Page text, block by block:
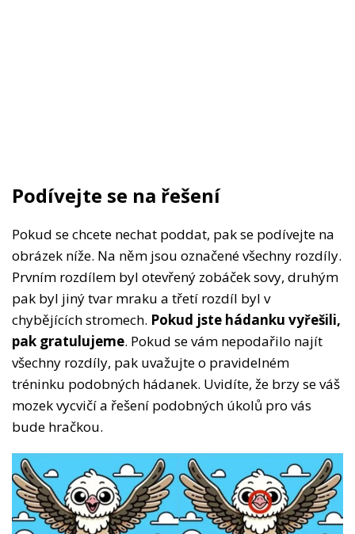
Podívejte se na řešení
Pokud se chcete nechat poddat, pak se podívejte na
obrázek níže. Na něm jsou označené všechny rozdíly.
Prvním rozdílem byl otevřený zobáček sovy, druhým
pak byl jiný tvar mraku a třetí rozdíl byl v
chybějících stromech. Pokud jste hádanku vyřešili,
pak gratulujeme. Pokud se vám nepodařilo najít
všechny rozdíly, pak uvažujte o pravidelném
tréninku podobných hádanek. Uvidíte, že brzy se váš
mozek vycvičí a řešení podobných úkolů pro vás
bude hračkou.